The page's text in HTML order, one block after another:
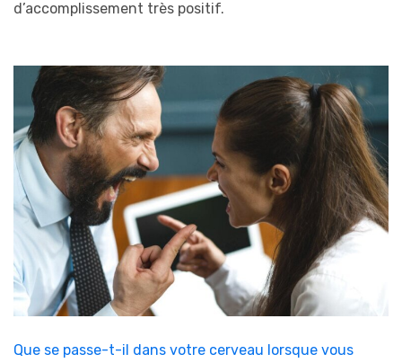
d’accomplissement très positif.
Que se passe-t-il dans votre cerveau lorsque vous